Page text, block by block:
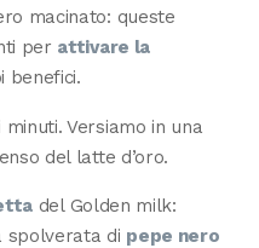
macinato: queste
per attivare la
benefici.
Versiamo in una
del latte d’oro.
del Golden milk:
spolverata di pepe nero